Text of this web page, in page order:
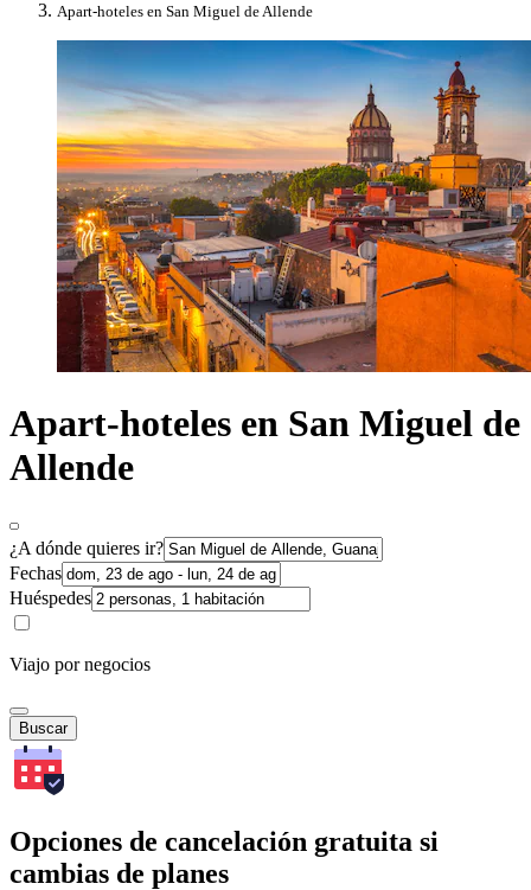
Apart-hoteles en San Miguel de Allende
Apart-hoteles en San Miguel de
Allende
¿A dónde quieres ir?
Fechas
Huéspedes
Viajo por negocios
Buscar
Opciones de cancelación gratuita si
cambias de planes